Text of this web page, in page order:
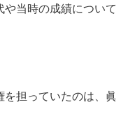
当時の成績について
担っていたのは、眞